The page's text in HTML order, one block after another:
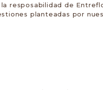
resposabilidad de
planteadas por